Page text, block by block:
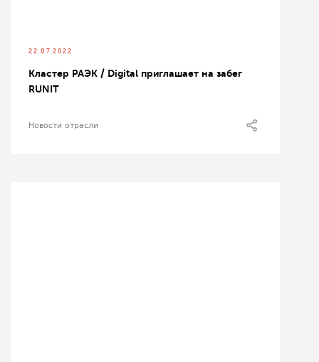
22.07.2022
Кластер РАЭК / Digital приглашает на забег
RUNIT
Новости отрасли